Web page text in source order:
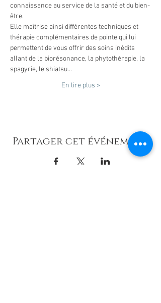
connaissance au service de la santé et du bien-
être.
Elle maîtrise ainsi différentes techniques et
thérapie complémentaires de pointe qui lui
permettent de vous offrir des soins inédits
allant de la biorésonance, la phytothérapie, la
spagyrie, le shiatsu…
En lire plus >
Partager cet événement